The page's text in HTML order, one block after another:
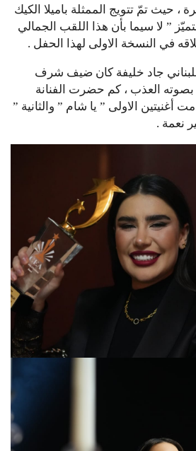
، حيث تمّ تتويج الممثلة باميلا الكيك
” لا سيما بأن هذا اللقب الجمالي
في النسخة الاولى لهذا الحفل .
جاد خليفة كان ضيف شرف
بصوته العذب ، كم حضرت الفنانة
أغنيتين الاولى ” يا شام ” والثانية ”
نعمة .